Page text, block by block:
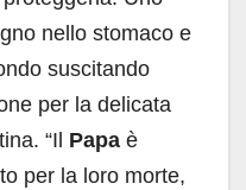
nello stomaco e
suscitando
per la delicata
“Il Papa è
per la loro morte,